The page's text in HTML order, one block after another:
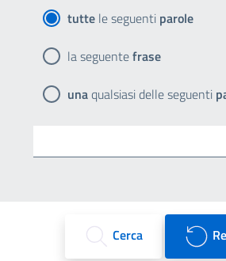
tutte le seguenti parole
la seguentefrase
unaqualsiasi delle seguenti
Cerca